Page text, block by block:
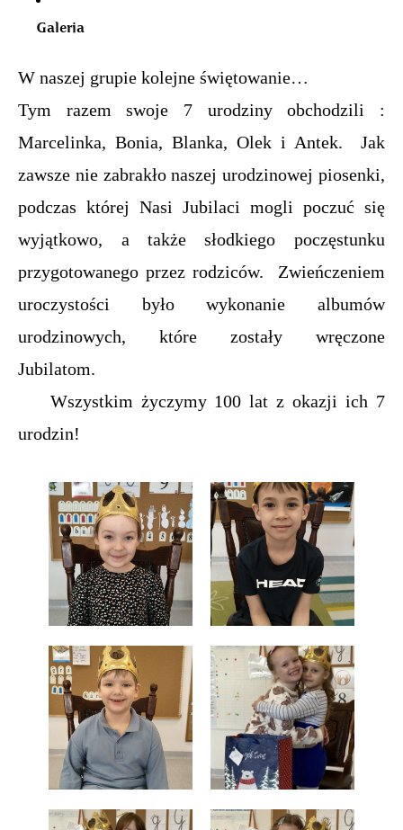
Galeria
W naszej grupie kolejne świętowanie…
Tym razem swoje 7 urodziny obchodzili :
Marcelinka, Bonia, Blanka, Olek i Antek. Jak
zawsze nie zabrakło naszej urodzinowej piosenki,
podczas której Nasi Jubilaci mogli poczuć się
wyjątkowo, a także słodkiego poczęstunku
przygotowanego przez rodziców. Zwieńczeniem
uroczystości było wykonanie albumów
urodzinowych, które zostały wręczone
Jubilatom.
Wszystkim życzymy 100 lat z okazji ich 7
urodzin!